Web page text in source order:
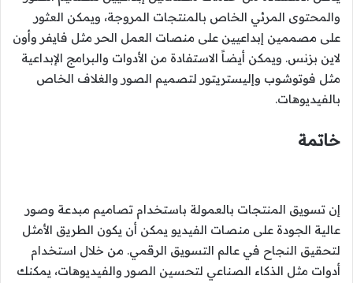
والمحتوى المرئي الخاص بالمنتجات المروجة، ويمكن العثور
على مصممين إبداعيين على منصات العمل الحر مثل فايفر وأون
لاين بزنس. ويمكن أيضاً الاستفادة من الأدوات والبرامج الإبداعية
مثل فوتوشوب وإليستريتور لتصميم الصور والغلاف الخاص
بالفيديوهات.
خاتمة
إن تسويق المنتجات بالعمولة باستخدام تصاميم مبدعة وصور
عالية الجودة على منصات الفيديو يمكن أن يكون الطريق الأمثل
لتحقيق النجاح في عالم التسويق الرقمي. من خلال استخدام
أدوات مثل الذكاء الصناعي لتحسين الصور والفيديوهات، يمكنك